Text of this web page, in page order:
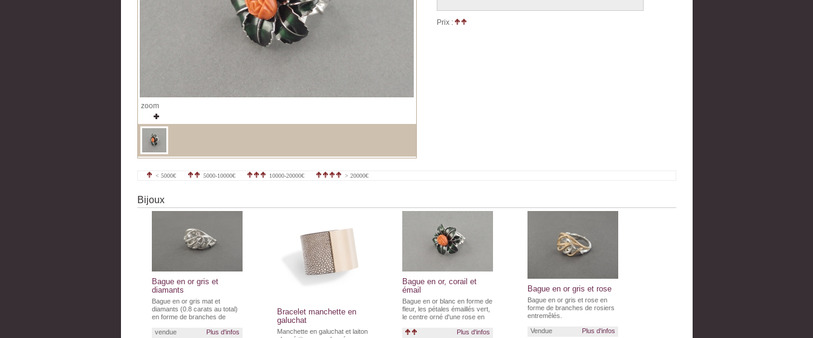
zoom
Prix :
< 5000€ 5000-10000€ 10000-20000€ > 20000€
Bijoux
Bague en or gris et
diamants
Bague en or gris mat et
diamants (0.8 carats au total)
en forme de branches de
vendue
Plus d'infos
Bracelet manchette en
galuchat
Manchette en galuchat et laiton
Bague en or, corail et
émail
Bague en or blanc en forme de
fleur, les pétales émaillés vert,
le centre orné d'une rose en
branches.
Plus d'infos
Bague en or gris et rose
Bague en or gris et rose en
forme de branches de rosiers
entremêlés.
Vendue Plus d'infos